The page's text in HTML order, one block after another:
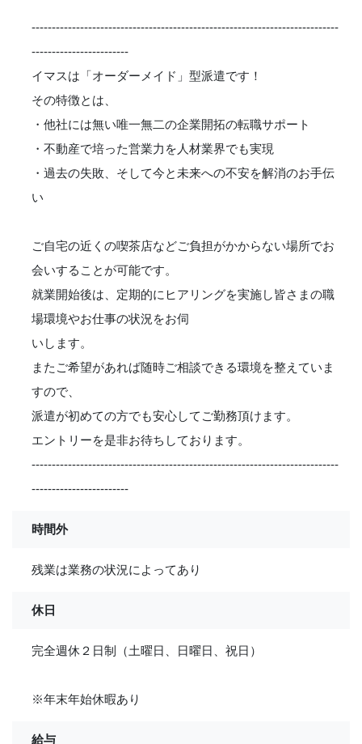
----------------------------------------------------------------------------
------------------------
イマスは「オーダーメイド」型派遣です！
その特徴とは、
・他社には無い唯一無二の企業開拓の転職サポート
・不動産で培った営業力を人材業界でも実現
・過去の失敗、そして今と未来への不安を解消のお手伝
い
ご自宅の近くの喫茶店などご負担がかからない場所でお
会いすることが可能です。
就業開始後は、定期的にヒアリングを実施し皆さまの職
場環境やお仕事の状況をお伺
いします。
またご希望があれば随時ご相談できる環境を整えていま
すので、
派遣が初めての方でも安心してご勤務頂けます。
エントリーを是非お待ちしております。
----------------------------------------------------------------------------
------------------------
時間外
残業は業務の状況によってあり
休日
完全週休２日制（土曜日、日曜日、祝日）
※年末年始休暇あり
給与